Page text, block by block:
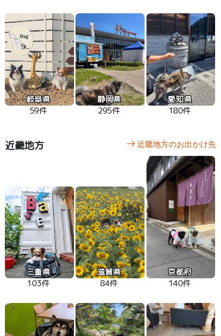
岐阜県
59件
静岡県
295件
愛知県
180件
近畿地方 近畿地方のお出かけ先
三重県
103件
滋賀県
84件
京都府
140件